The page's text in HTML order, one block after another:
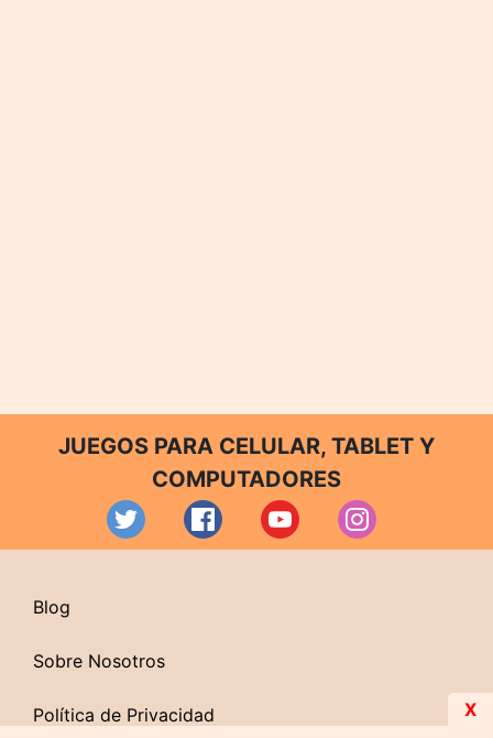
JUEGOS PARA CELULAR, TABLET Y
COMPUTADORES
Blog
Sobre Nosotros
Política de Privacidad X